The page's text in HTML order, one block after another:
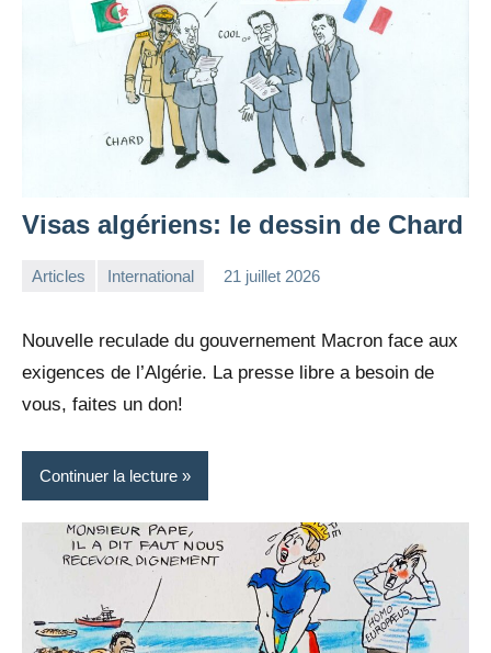
Visas algériens: le dessin de Chard
Articles International 21 juillet 2026
Nouvelle reculade du gouvernement Macron face aux
exigences de l’Algérie. La presse libre a besoin de
vous, faites un don!
Continuer la lecture